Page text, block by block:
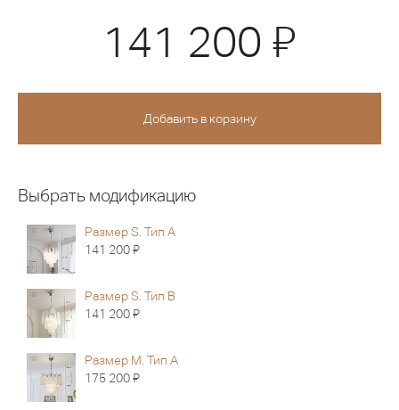
141 200 Я
Выбрать модификацию
Размер S. Тип A
141 200Я
Размер S. Тип B
141 200Я
Размер M. Тип A
175 200Я